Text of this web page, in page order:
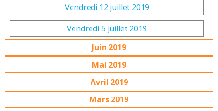
Vendredi 12 juillet 2019
Vendredi 5 juillet 2019
Juin 2019
Mai 2019
Avril 2019
Mars 2019